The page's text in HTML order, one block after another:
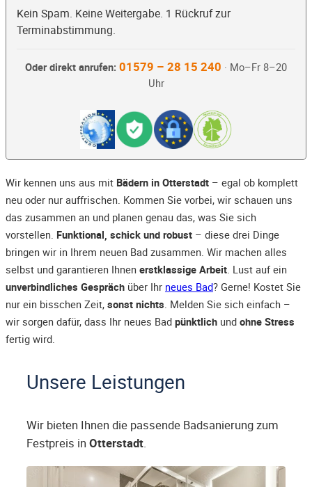
Kein Spam. Keine Weitergabe. 1 Rückruf zur
Terminabstimmung.
Oder direkt anrufen: 01579 – 28 15 240 · Mo–Fr 8–20
Uhr
Wir kennen uns aus mit Bädern in Otterstadt – egal ob komplett
neu oder nur auffrischen. Kommen Sie vorbei, wir schauen uns
das zusammen an und planen genau das, was Sie sich
vorstellen. Funktional, schick und robust – diese drei Dinge
bringen wir in Ihrem neuen Bad zusammen. Wir machen alles
selbst und garantieren Ihnen erstklassige Arbeit. Lust auf ein
unverbindliches Gespräch über Ihr neues Bad? Gerne! Kostet Sie
nur ein bisschen Zeit, sonst nichts. Melden Sie sich einfach –
wir sorgen dafür, dass Ihr neues Bad pünktlich und ohne Stress
fertig wird.
Unsere Leistungen
Wir bieten Ihnen die passende Badsanierung zum
Festpreis in Otterstadt.